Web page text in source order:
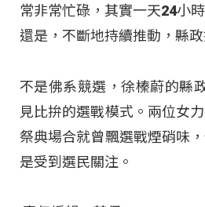
常非常忙碌，其實一天24小
還是，不斷地持續推動，縣政
不是佛系競選，徐榛蔚的縣
見比拚的選戰模式。兩位女
祭典場合就曾飄選戰煙硝味
是受到選民關注。